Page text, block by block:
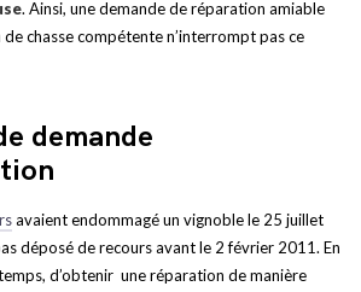
. Ainsi, une demande de réparation amiable
chasse compétente n’interrompt pas ce
demande
avaient endommagé un vignoble le 25 juillet
déposé de recours avant le 2 février 2011. En
d’obtenir une réparation de manière